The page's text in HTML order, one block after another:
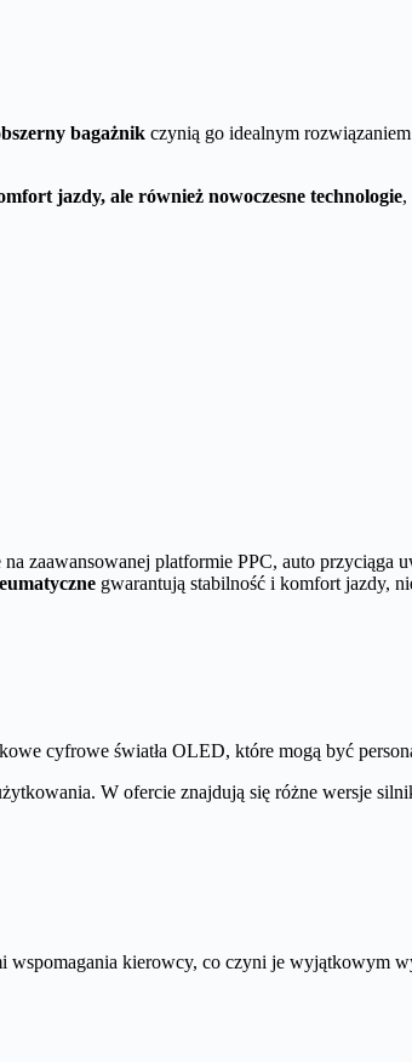
bagażnik czynią go idealnym
jazdy, ale również nowoczesne technologie,
zaawansowanej platformie PPC, auto przyciąga
gwarantują stabilność i komfort jazdy,
cyfrowe światła OLED, które mogą być
W ofercie znajdują się różne wersje
wspomagania kierowcy, co czyni je wyjątkowym